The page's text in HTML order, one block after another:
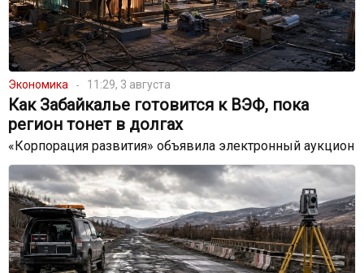
Экономика 11:29, 3 августа
Как Забайкалье готовится к ВЭФ, пока
регион тонет в долгах
«Корпорация развития» объявила электронный аукцион